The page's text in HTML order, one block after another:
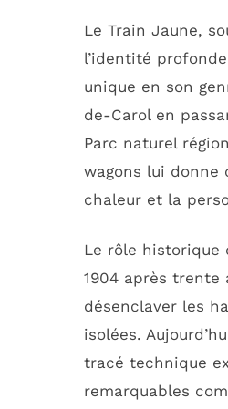
Le Train Jaune,
l’identité
unique en son
de-Carol en
Parc naturel
wagons lui donne
chaleur et la
Le rôle historique
1904 après trente
désenclaver les
isolées.
tracé technique
remarquables